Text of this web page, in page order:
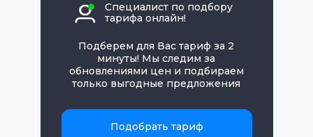
Специалист по подбору
тарифа онлайн!
Подберем для Вас тариф за 2
минуты! Мы следим за
обновлениями цен и подбираем
только выгодные предложения
Подобрать тариф